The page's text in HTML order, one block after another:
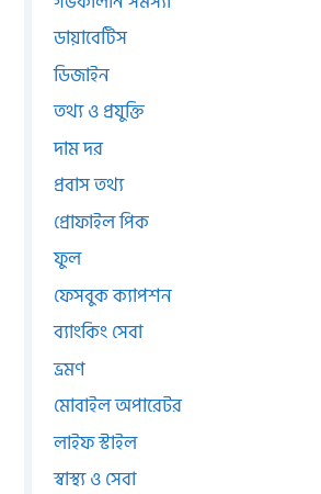
ডায়াবেটিস
ডিজাইন
তথ্য ও প্রযুক্তি
দাম দর
প্রবাস তথ্য
প্রোফাইল পিক
ফুল
ফেসবুক ক্যাপশন
ব্যাংকিং সেবা
ভ্রমণ
মোবাইল অপারেটর
লাইফ স্টাইল
স্বাস্থ্য ও সেবা